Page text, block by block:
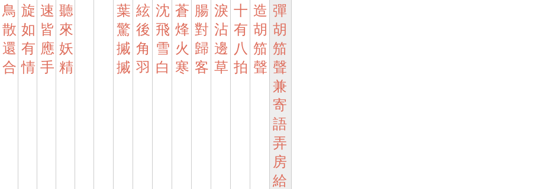
鳥
散
還
合
旋
如
有
情
速
皆
應
手
聽
來
妖
精
葉
驚
摵
摵
絃
後
角
羽
沈
飛
雪
白
蒼
烽
火
寒
腸
對
歸
客
淚
沾
邊
草
十
有
八
拍
造
胡
笳
聲
彈
胡
笳
聲
兼
寄
語
弄
房
給